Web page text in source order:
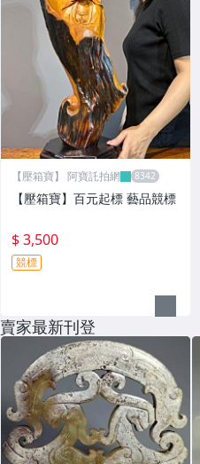
【壓箱寶】 阿寶託拍網
【壓箱寶】百元起標 藝品競標
$ 3,500
競標
賣家最新刊登